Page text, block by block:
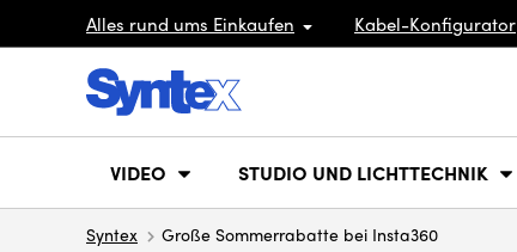
Alles rund ums Einkaufen Kabel-Konfigurator
VIDEO STUDIO UND LICHTTECHNIK
Syntex Große Sommerrabatte bei Insta360